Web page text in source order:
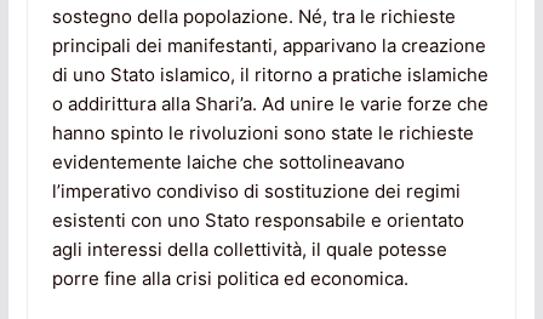
sostegno della popolazione. Né, tra le richieste
principali dei manifestanti, apparivano la creazione
di uno Stato islamico, il ritorno a pratiche islamiche
o addirittura alla Shari’a. Ad unire le varie forze che
hanno spinto le rivoluzioni sono state le richieste
evidentemente laiche che sottolineavano
l’imperativo condiviso di sostituzione dei regimi
esistenti con uno Stato responsabile e orientato
agli interessi della collettività, il quale potesse
porre fine alla crisi politica ed economica.